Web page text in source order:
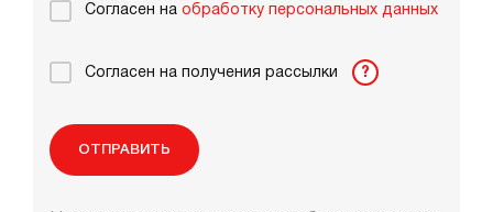
Согласен на обработку персональных данных
Согласен на получения рассылки ?
ОТПРАВИТЬ